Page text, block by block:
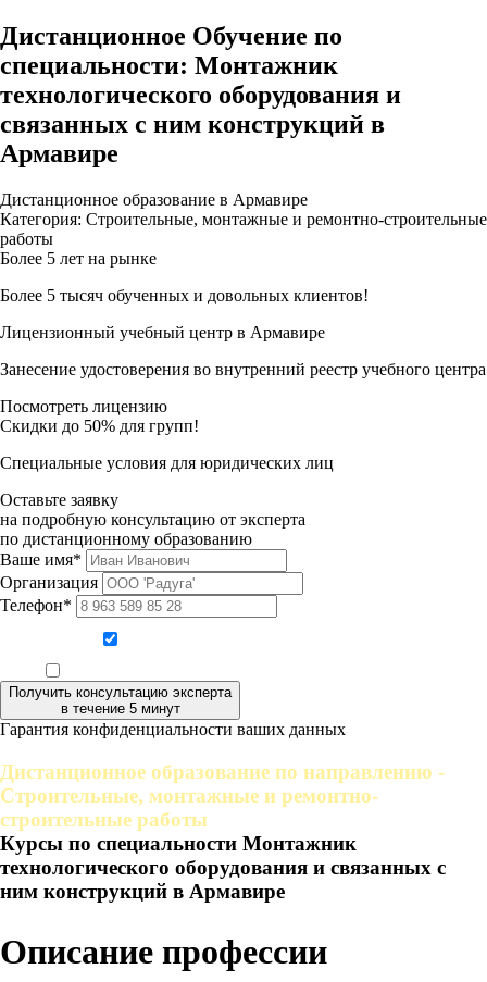
Дистанционное Обучение по
специальности: Монтажник
технологического оборудования и
связанных с ним конструкций в
Армавире
Дистанционное образование в Армавире
Категория: Строительные, монтажные и ремонтно-строительные
работы
Более 5 лет на рынке
Более 5 тысяч обученных и довольных клиентов!
Лицензионный учебный центр в Армавире
Занесение удостоверения во внутренний реестр учебного центра
Посмотреть лицензию
Скидки до 50% для групп!
Специальные условия для юридических лиц
Оставьте заявку
на подробную консультацию от эксперта
по дистанционному образованию
Ваше имя*
Организация
Телефон*
Получить консультацию эксперта
в течение 5 минут
Гарантия конфиденциальности ваших данных
Дистанционное образование по направлению -
Строительные, монтажные и ремонтно-
строительные работы
Курсы по специальности Монтажник
технологического оборудования и связанных с
ним конструкций в Армавире
Описание профессии